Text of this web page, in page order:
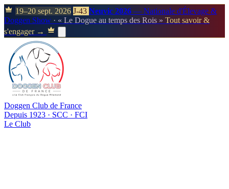
19–20 sept. 2026 J-43 Neuvic 2026 — Nationale d'Élevage &
Doggen Show · « Le Dogue au temps des Rois » Tout savoir &
s'engager →
Doggen Club de France
Depuis 1923 · SCC · FCI
Le Club